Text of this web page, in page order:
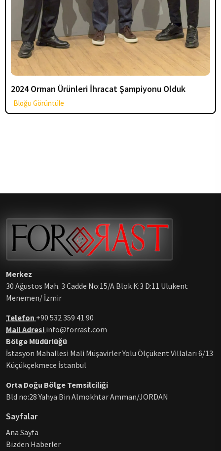
2024 Orman Ürünleri İhracat Şampiyonu Olduk
Bloğu Görüntüle
Merkez
30 Ağustos Mah. 3 Cadde No:15/A Blok K:3 D:11 Ulukent
Menemen/ İzmir
Telefon +90 532 359 41 90
Mail Adresi info@forrast.com
Bölge Müdürlüğü
İstasyon Mahallesi Mali Müşavirler Yolu Ölçükent Villaları 6/13
Küçükçekmece İstanbul
Orta Doğu Bölge Temsilciliği
Bld no:28 Yahya Bin Almokhtar Amman/JORDAN
Sayfalar
Ana Sayfa
Bizden Haberler